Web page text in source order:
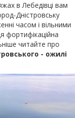
в Лебедівці вам
Дністровську
часом і вільними
фортифікаційна
читайте про
- ожилі